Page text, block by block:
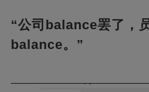
“公司balance罢了，
balance。”